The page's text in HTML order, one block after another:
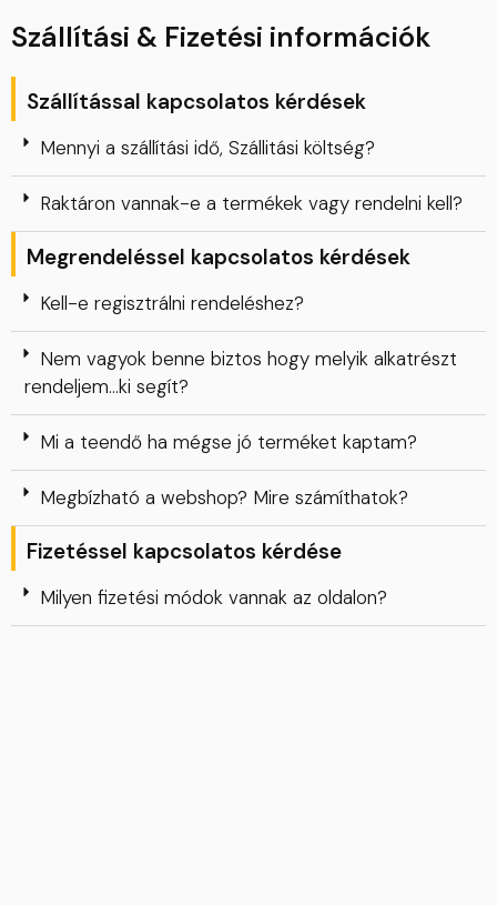
Szállítási & Fizetési információk
Szállítással kapcsolatos kérdések
Mennyi a szállítási idő, Szállitási költség?
Raktáron vannak-e a termékek vagy rendelni kell?
Megrendeléssel kapcsolatos kérdések
Kell-e regisztrálni rendeléshez?
Nem vagyok benne biztos hogy melyik alkatrészt
rendeljem…ki segít?
Mi a teendő ha mégse jó terméket kaptam?
Megbízható a webshop? Mire számíthatok?
Fizetéssel kapcsolatos kérdése
Milyen fizetési módok vannak az oldalon?